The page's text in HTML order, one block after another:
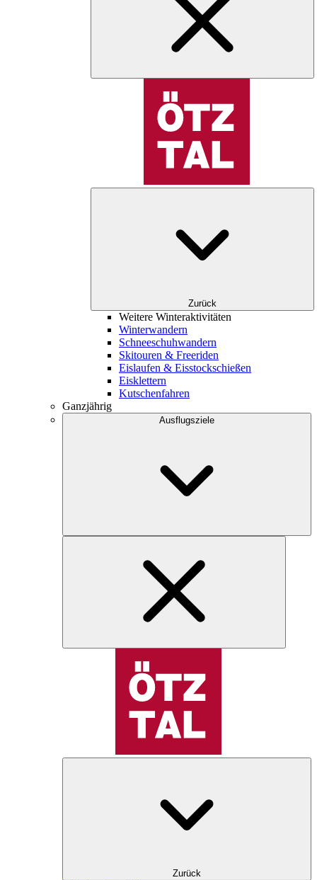
Zurück
Weitere Winteraktivitäten
Winterwandern
Schneeschuhwandern
Skitouren & Freeriden
Eislaufen & Eisstockschießen
Eisklettern
Kutschenfahren
Ganzjährig
Ausflugsziele
Zurück